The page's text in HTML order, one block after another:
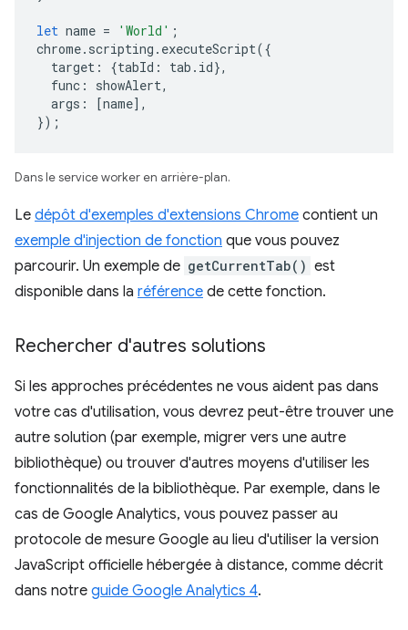
let name = 'World' ;
chrome. scripting . executeScript({
target : {tabId : tab . id},
func : showAlert,
args : [name],
});
Dans le service worker en arrière-plan.
Le dépôt d'exemples d'extensions Chrome contient un
exemple d'injection de fonction que vous pouvez
parcourir. Un exemple de getCurrentTab() est
disponible dans la référence de cette fonction.
Rechercher d'autres solutions
Si les approches précédentes ne vous aident pas dans
votre cas d'utilisation, vous devrez peut-être trouver une
autre solution (par exemple, migrer vers une autre
bibliothèque) ou trouver d'autres moyens d'utiliser les
fonctionnalités de la bibliothèque. Par exemple, dans le
cas de Google Analytics, vous pouvez passer au
protocole de mesure Google au lieu d'utiliser la version
JavaScript officielle hébergée à distance, comme décrit
dans notre guide Google Analytics 4.